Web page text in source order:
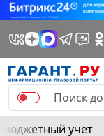
Бюджетный учет